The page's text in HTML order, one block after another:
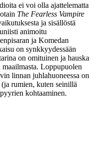
ei voi olla ajattelematta
The Fearless Vampire
ja sisällöstä
animoitu
ja Komedan
on synkkyydessään
on omituinen ja hauska
Loppupuolen
linnan juhlahuoneessa on
rumien, kuten seinillä
kohtaaminen.